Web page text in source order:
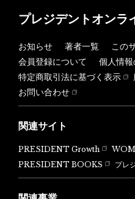
プレジデントオンラ
お知らせ 著者一覧
この
会員登録について
個人情
特定商取引法に基づく表示
お問い合わせ
関連サイト
PRESIDENT Growth
PRESIDENT BOOKS
プレ